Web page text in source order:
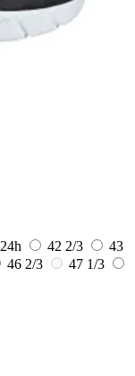
24h 42 2/3
43
46 2/3
47 1/3